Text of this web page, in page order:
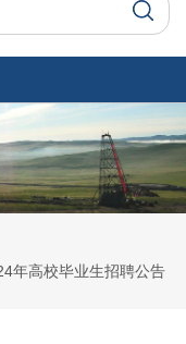
年高校毕业生招聘公告